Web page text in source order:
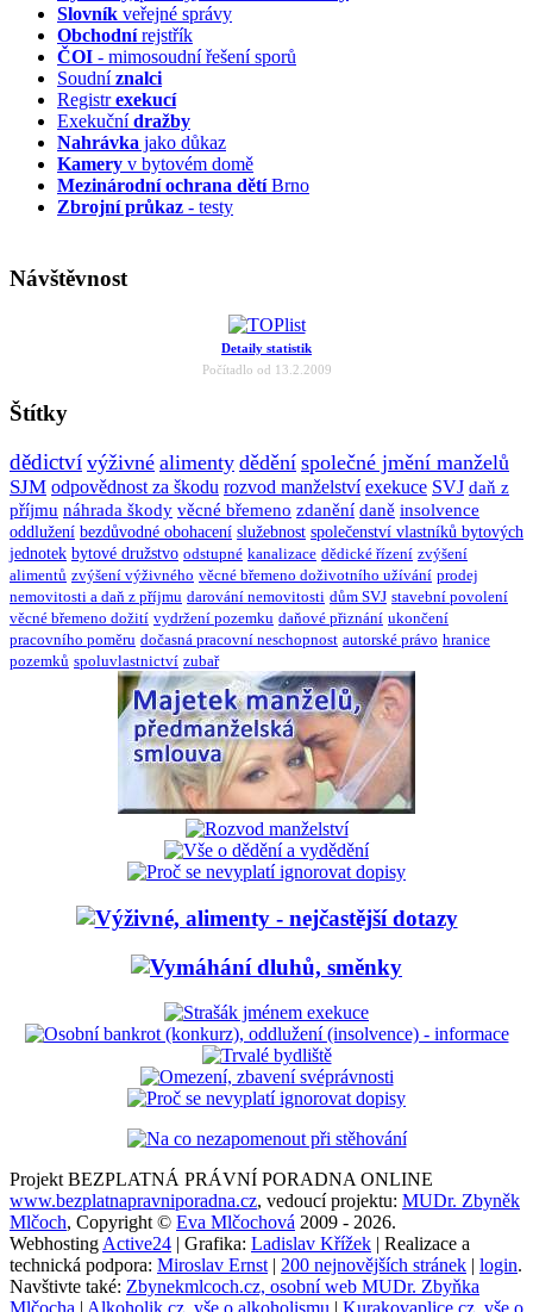
Slovník veřejné správy
Obchodnírejstřík
ČOI - mimosoudní řešení sporů
Soudníznalci
Registrexekucí
Exekučnídražby
Nahrávka jako důkaz
Kamery v bytovém domě
Mezinárodní ochrana dětíBrno
Zbrojní průkaz - testy
Návštěvnost
Detaily statistik
Počítadlo od 13.2.2009
Štítky
dědictví výživné alimenty dědění společné jmění manželů
SJM odpovědnost za škodu rozvod manželství exekuce SVJ daň z
příjmu náhrada škody věcné břemeno zdanění daně insolvence
oddlužení bezdůvodné obohacení služebnost společenství vlastníků bytových
jednotek bytové družstvo odstupné kanalizace dědické řízení zvýšení
alimentů zvýšení výživného věcné břemeno doživotního užívání prodej
nemovitosti a daň z příjmu darování nemovitosti dům SVJ stavební povolení
věcné břemeno dožití vydržení pozemku daňové přiznání ukončení
pracovního poměru dočasná pracovní neschopnost autorské právo hranice
pozemků spoluvlastnictví zubař
Projekt BEZPLATNÁ PRÁVNÍ PORADNA ONLINE
www.bezplatnapravniporadna.cz, vedoucí projektu: MUDr. Zbyněk
Mlčoch, Copyright © Eva Mlčochová 2009 - 2026.
Webhosting Active24 | Grafika: Ladislav Křížek | Realizace a
technická podpora: Miroslav Ernst | 200 nejnovějších stránek | login.
Navštivte také: Zbynekmlcoch.cz, osobní web MUDr. Zbyňka